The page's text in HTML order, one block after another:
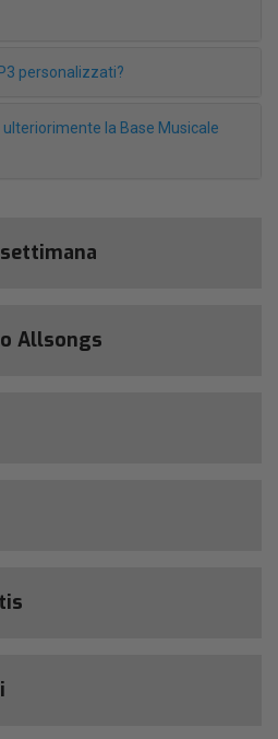
personalizzati?
la Base Musicale
Allsongs